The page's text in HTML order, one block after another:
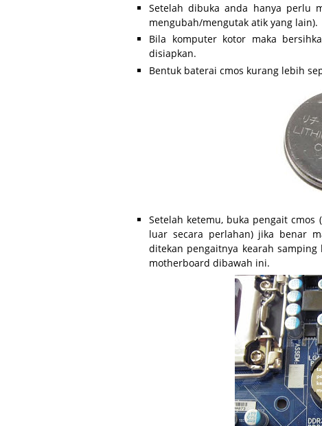
Setelah dibuka anda hanya perlu
mengubah/mengutak atik yang lain).
Bila komputer kotor maka
disiapkan.
Bentuk baterai cmos kurang lebih
Setelah ketemu, buka pengait
luar secara perlahan) jika benar
ditekan pengaitnya kearah
motherboard dibawah ini.